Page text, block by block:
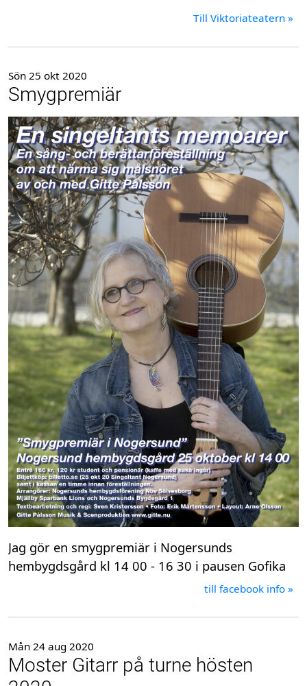
Till Viktoriateatern »
Sön 25 okt 2020
Smygpremiär
Jag gör en smygpremiär i Nogersunds
hembygdsgård kl 14 00 - 16 30 i pausen Gofika
till facebook info »
Mån 24 aug 2020
Moster Gitarr på turne hösten